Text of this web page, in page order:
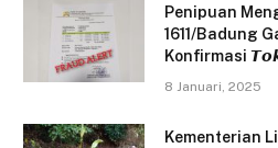
Penipuan
1611/Badung
Konfirmasi
8 Januari, 2025
Kementerian